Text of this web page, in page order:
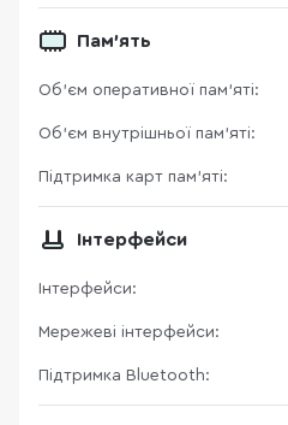
Пам'ять
Об’єм оперативної пам’яті:
Об'єм внутрішньої пам'яті:
Підтримка карт пам’яті:
Інтерфейси
Інтерфейси:
Мережеві інтерфейси:
Підтримка Bluetooth: